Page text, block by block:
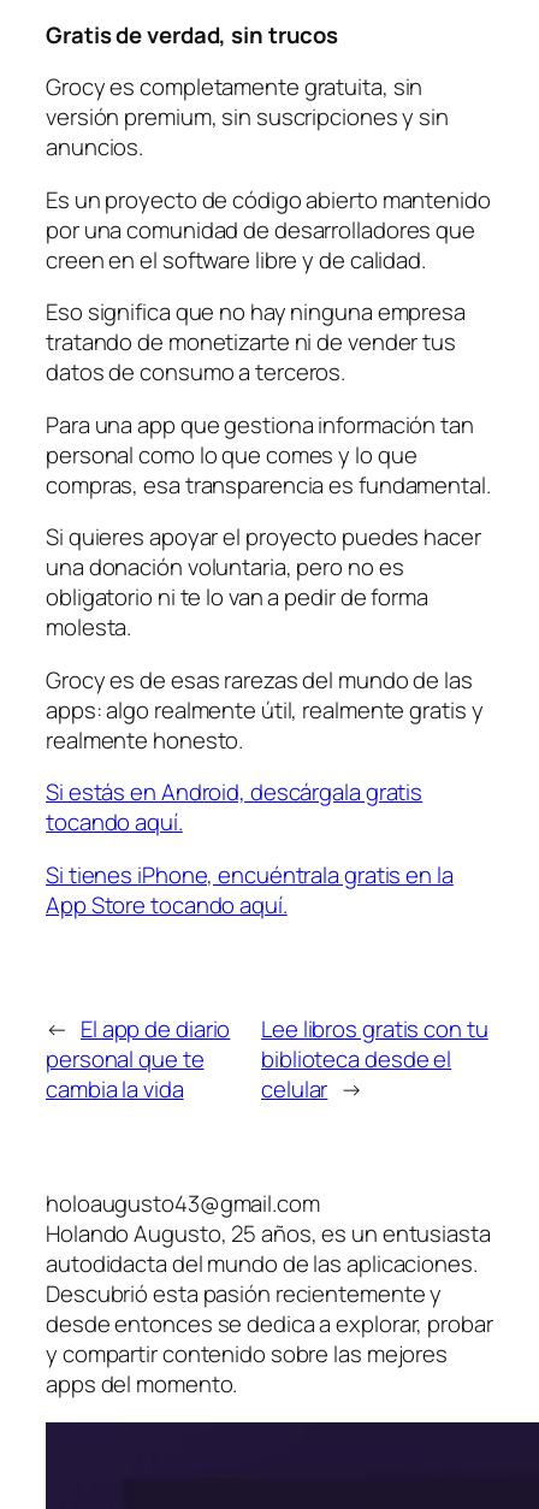
Gratis de verdad, sin trucos
Grocy es completamente gratuita, sin
versión premium, sin suscripciones y sin
anuncios.
Es un proyecto de código abierto mantenido
por una comunidad de desarrolladores que
creen en el software libre y de calidad.
Eso significa que no hay ninguna empresa
tratando de monetizarte ni de vender tus
datos de consumo a terceros.
Para una app que gestiona información tan
personal como lo que comes y lo que
compras, esa transparencia es fundamental.
Si quieres apoyar el proyecto puedes hacer
una donación voluntaria, pero no es
obligatorio ni te lo van a pedir de forma
molesta.
Grocy es de esas rarezas del mundo de las
apps: algo realmente útil, realmente gratis y
realmente honesto.
Si estás en Android, descárgala gratis
tocando aquí.
Si tienes iPhone, encuéntrala gratis en la
App Store tocando aquí.
← El app de diario
personal que te
cambia la vida
Lee libros gratis con tu
biblioteca desde el
celular →
holoaugusto43@gmail.com
Holando Augusto, 25 años, es un entusiasta
autodidacta del mundo de las aplicaciones.
Descubrió esta pasión recientemente y
desde entonces se dedica a explorar, probar
y compartir contenido sobre las mejores
apps del momento.